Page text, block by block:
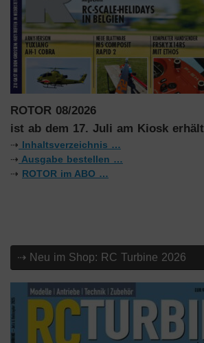
ROTOR 08/2026
ist ab dem 17. Juli am Kiosk
⇢ Inhaltsverzeichnis …
⇢ Ausgabe bestellen …
⇢ ROTOR im ABO …
⇢ Neu im Shop: RC Turbine 2026